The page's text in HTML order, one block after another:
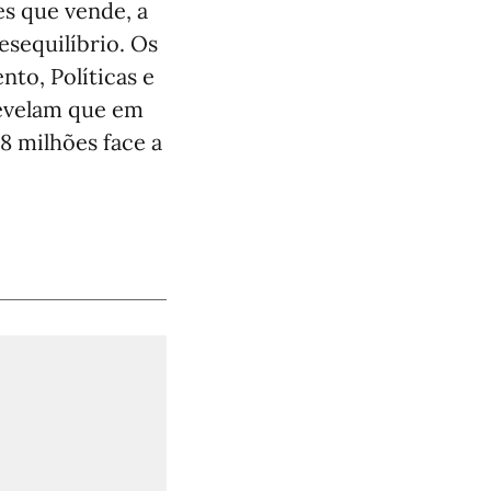
que vende, a
Os
Políticas e
que em
milhões face a